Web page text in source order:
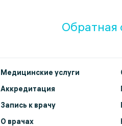
Обратная
Медицинские услуги
Аккредитация
Запись к врачу
О врачах